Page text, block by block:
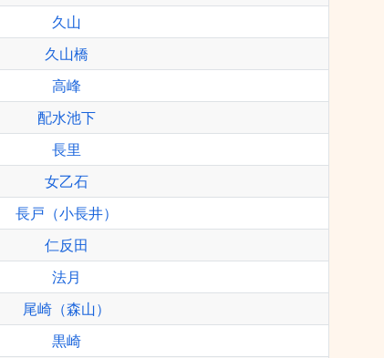
久山
久山橋
高峰
配水池下
長里
女乙石
長戸（小長井）
仁反田
法月
尾崎（森山）
黒崎